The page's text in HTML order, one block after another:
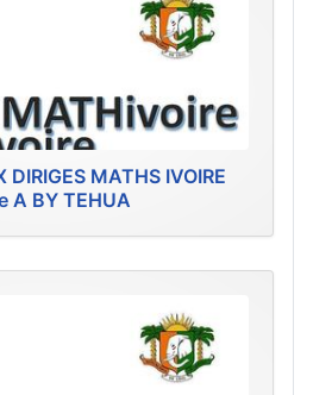
DIRIGES MATHS IVOIRE
A BY TEHUA